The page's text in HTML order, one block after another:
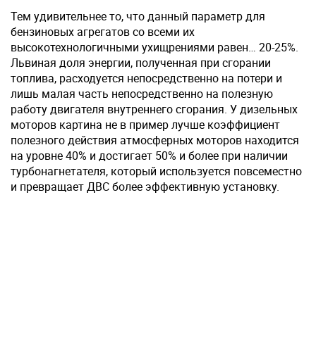
Тем удивительнее то, что данный параметр для
бензиновых агрегатов со всеми их
высокотехнологичными ухищрениями равен… 20-25%.
Львиная доля энергии, полученная при сгорании
топлива, расходуется непосредственно на потери и
лишь малая часть непосредственно на полезную
работу двигателя внутреннего сгорания. У дизельных
моторов картина не в пример лучше коэффициент
полезного действия атмосферных моторов находится
на уровне 40% и достигает 50% и более при наличии
турбонагнетателя, который используется повсеместно
и превращает ДВС более эффективную установку.